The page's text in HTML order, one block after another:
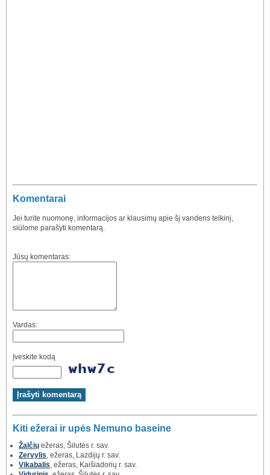
Komentarai
Jei turite nuomonę, informacijos ar klausimų apie šį vandens telkinį,
siūlome parašyti komentarą.
Jūsų komentaras:
Vardas:
Įveskite kodą
Kiti ežerai ir upės Nemuno baseine
Žalčių ežeras, Šilutės r. sav.
Zervylis, ežeras, Lazdijų r. sav.
Vikabalis, ežeras, Kaišiadorių r. sav.